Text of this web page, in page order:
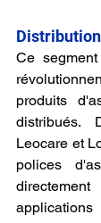
Distribution
Ce
produits
distribués.
Leocare et
polices